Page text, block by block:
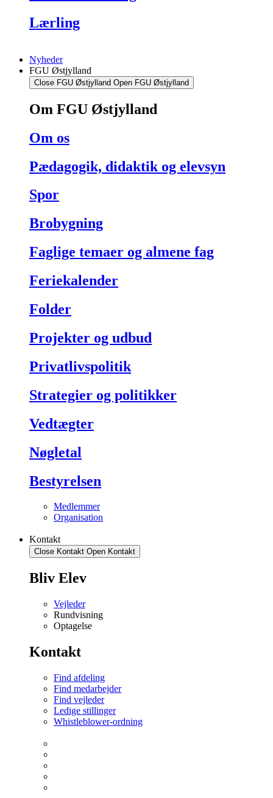
Lærling
Nyheder
FGU Østjylland
Close FGU Østjylland Open FGU Østjylland
Om FGU Østjylland
Om os
Pædagogik, didaktik og elevsyn
Spor
Brobygning
Faglige temaer og almene fag
Feriekalender
Folder
Projekter og udbud
Privatlivspolitik
Strategier og politikker
Vedtægter
Nøgletal
Bestyrelsen
Medlemmer
Organisation
Kontakt
Close Kontakt Open Kontakt
Bliv Elev
Vejleder
Rundvisning
Optagelse
Kontakt
Find afdeling
Find medarbejder
Find vejleder
Ledige stillinger
Whistleblower-ordning